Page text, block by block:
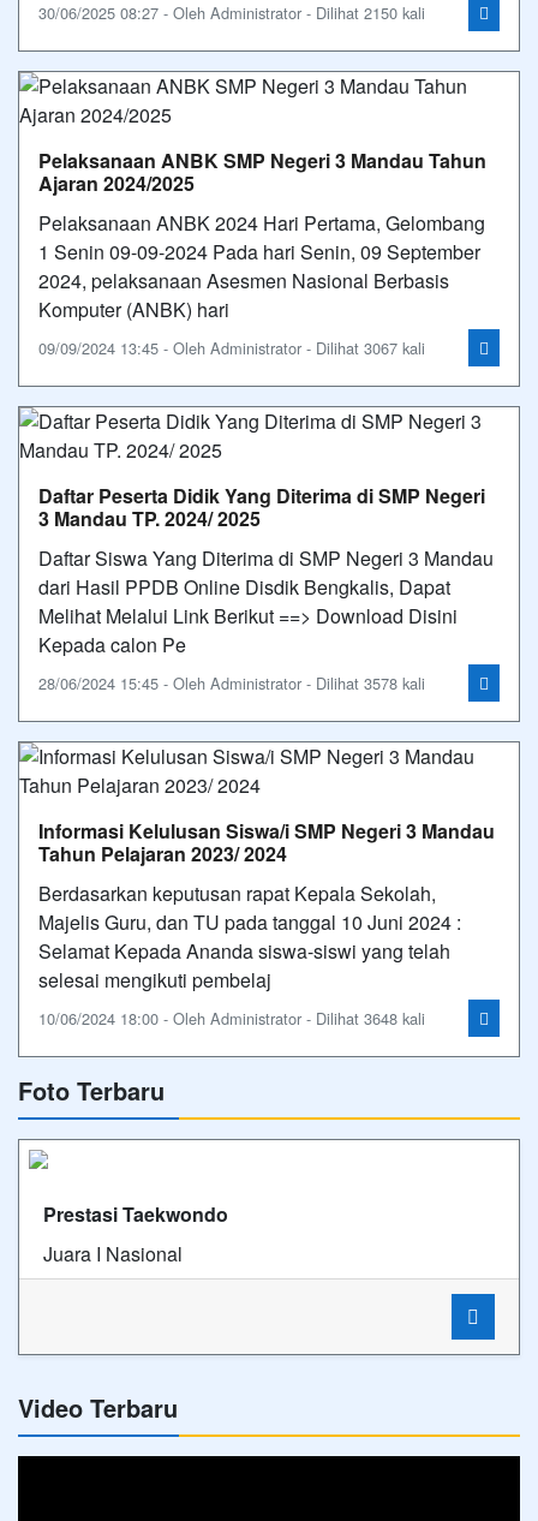
30/06/2025 08:27 - Oleh Administrator - Dilihat 2150 kali
Pelaksanaan ANBK SMP Negeri 3 Mandau Tahun
Ajaran 2024/2025
Pelaksanaan ANBK 2024 Hari Pertama, Gelombang
1 Senin 09-09-2024 Pada hari Senin, 09 September
2024, pelaksanaan Asesmen Nasional Berbasis
Komputer (ANBK) hari
09/09/2024 13:45 - Oleh Administrator - Dilihat 3067 kali
Daftar Peserta Didik Yang Diterima di SMP Negeri
3 Mandau TP. 2024/ 2025
Daftar Siswa Yang Diterima di SMP Negeri 3 Mandau
dari Hasil PPDB Online Disdik Bengkalis, Dapat
Melihat Melalui Link Berikut ==> Download Disini
Kepada calon Pe
28/06/2024 15:45 - Oleh Administrator - Dilihat 3578 kali
Informasi Kelulusan Siswa/i SMP Negeri 3 Mandau
Tahun Pelajaran 2023/ 2024
Berdasarkan keputusan rapat Kepala Sekolah,
Majelis Guru, dan TU pada tanggal 10 Juni 2024 :
Selamat Kepada Ananda siswa-siswi yang telah
selesai mengikuti pembelaj
10/06/2024 18:00 - Oleh Administrator - Dilihat 3648 kali
Foto Terbaru
Prestasi Taekwondo
Juara I Nasional
Video Terbaru